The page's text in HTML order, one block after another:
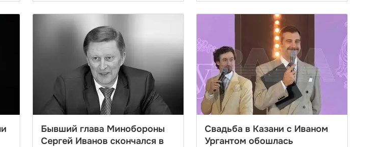
Бывший глава Минобороны
Сергей Иванов скончался в
Свадьба в Казани с Иваном
Ургантом обошлась